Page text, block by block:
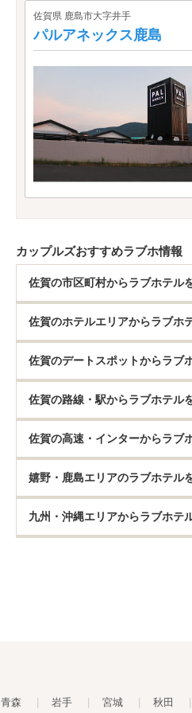
佐賀県 鹿島市大字井手
パルアネックス鹿島
カップルズおすすめラブホ情報
佐賀の市区町村からラブホテル
佐賀のホテルエリアからラブホ
佐賀のデートスポットからラブ
佐賀の路線・駅からラブホテル
佐賀の高速・インターからラブ
嬉野・鹿島エリアのラブホテル
九州・沖縄エリアからラブホテ
青森 岩手 宮城 秋田